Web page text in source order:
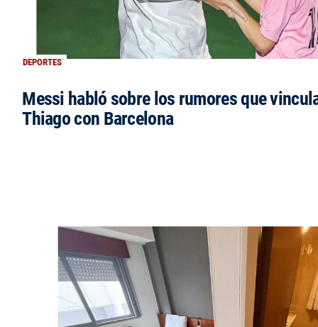
DEPORTES
Messi habló sobre los rumores que
Thiago con Barcelona